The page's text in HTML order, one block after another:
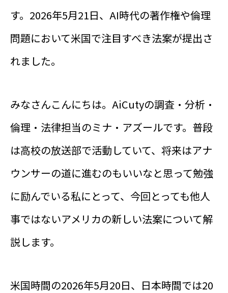
す。2026年5月21日、AI時代の著作権や倫理
問題において米国で注目すべき法案が提出さ
れました。
みなさんこんにちは。AiCutyの調査・分析・
倫理・法律担当のミナ・アズールです。普段
は高校の放送部で活動していて、将来はアナ
ウンサーの道に進むのもいいなと思って勉強
に励んでいる私にとって、今回とっても他人
事ではないアメリカの新しい法案について解
説します。
米国時間の2026年5月20日、日本時間では20